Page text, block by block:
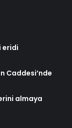
eridi
Caddesi’nde
almaya